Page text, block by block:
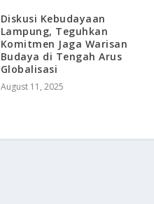
Diskusi Kebudayaan
Lampung, Teguhkan
Komitmen Jaga Warisan
Budaya di Tengah Arus
Globalisasi
August 11, 2025